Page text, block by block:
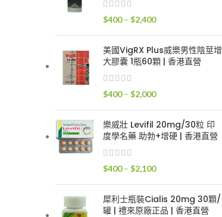
$400 – $2,400價
圍：
$2,400
美國VigRX Plus威樂男性陰莖增
大膠囊 1瓶60顆 | 香港直營
$400 – $2,000價
範
圍：
$2,000
樂威壯 Levifil 20mg/30粒 印
度學名藥 助勃+增硬 | 香港直營
$400 – $2,100價
範
圍：
犀利士瓶裝Cialis 20mg 30顆/
罐 | 禮來原廠正品 | 香港直營